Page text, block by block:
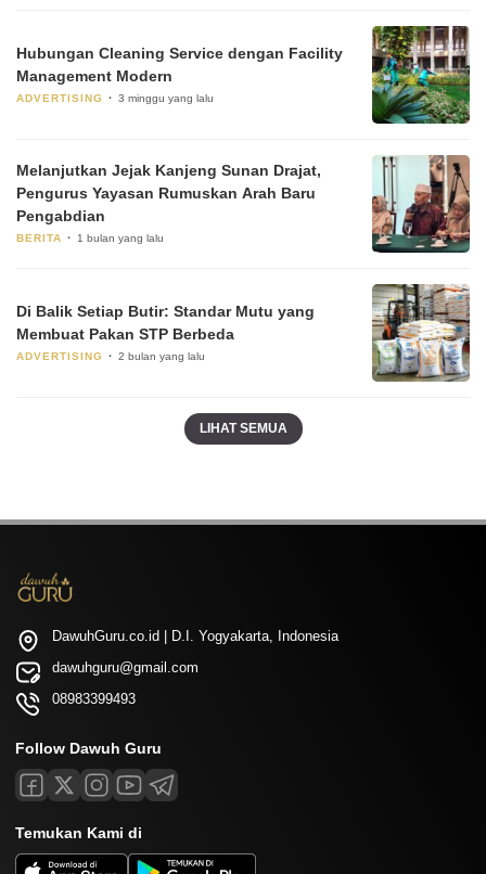
Hubungan Cleaning Service dengan Facility
Management Modern
ADVERTISING 3 minggu yang lalu
Melanjutkan Jejak Kanjeng Sunan Drajat,
Pengurus Yayasan Rumuskan Arah Baru
Pengabdian
BERITA 1 bulan yang lalu
Di Balik Setiap Butir: Standar Mutu yang
Membuat Pakan STP Berbeda
ADVERTISING 2 bulan yang lalu
LIHAT SEMUA
DawuhGuru.co.id | D.I. Yogyakarta, Indonesia
dawuhguru@gmail.com
08983399493
Follow Dawuh Guru
Temukan Kami di